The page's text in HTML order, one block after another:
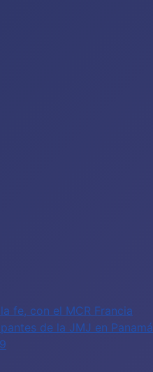
fe, con el MCR Francia
de la JMJ en Panamá